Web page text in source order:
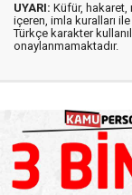
UYARI: Küfür, hakaret,
içeren, imla kuralları ile
Türkçe karakter
onaylanmamaktadır.